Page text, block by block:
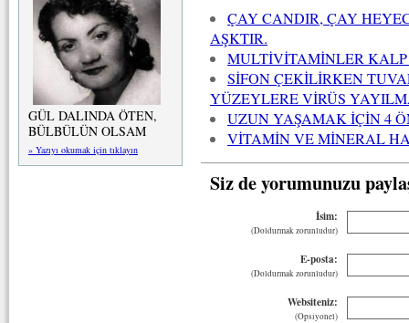
GÜL DALINDA ÖTEN,
BÜLBÜLÜN OLSAM
» Yazıyı okumak için tıklayın
ÇAY CANDIR, ÇAY
AŞKTIR.
MULTİVİTAMİNLER
SİFON ÇEKİLİRKEN
YÜZEYLERE VİRÜS
UZUN YAŞAMAK İÇİN 4
VİTAMİN VE MİNERAL
Siz de yorumunuzu
İsim:
(Doldurmak zorunludur)
E-posta:
(Doldurmak zorunludur)
Websiteniz:
(Opsiyonel)